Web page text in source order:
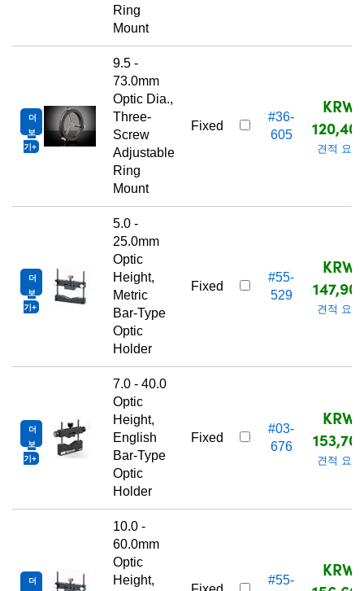
Ring
Mount
더
보
기
9.5 -
73.0mm
Optic Dia.,
Three-
Screw
Adjustable
Ring
Mount
Fixed
#36-
605
KRW
견적 요청
더
보
기
5.0 -
25.0mm
Optic
Height,
Metric
Bar-Type
Optic
Holder
Fixed
#55-
529
KRW
견적 요청
더
보
기
7.0 - 40.0
Optic
Height,
English
Bar-Type
Optic
Holder
Fixed
#03-
676
KRW
견적 요청
더
10.0 -
60.0mm
Optic
Height,
#55-
KRW